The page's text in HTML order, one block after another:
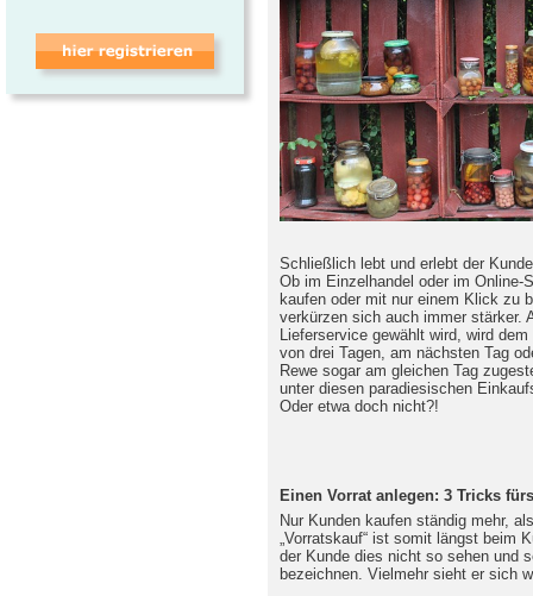
Schließlich lebt und erlebt der
Ob im Einzelhandel oder im
kaufen oder mit nur einem Klick zu
verkürzen sich auch immer stärker.
Lieferservice gewählt wird, wird
von drei Tagen, am nächsten Tag
Rewe sogar am gleichen Tag
unter diesen paradiesischen
Oder etwa doch nicht?!
Einen Vorrat anlegen: 3 Tricks
Nur Kunden kaufen ständig mehr,
„Vorratskauf“ ist somit längst beim
der Kunde dies nicht so sehen und
bezeichnen. Vielmehr sieht er sich